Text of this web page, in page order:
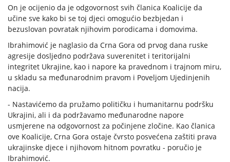
On je ocijenio da je odgovornost svih članica Koalicije da
učine sve kako bi se toj djeci omogućio bezbjedan i
bezuslovan povratak njihovim porodicama i domovima.
Ibrahimović je naglasio da Crna Gora od prvog dana ruske
agresije dosljedno podržava suverenitet i teritorijalni
integritet Ukrajine, kao i napore ka pravednom i trajnom miru,
u skladu sa međunarodnim pravom i Poveljom Ujedinjenih
nacija.
- Nastavićemo da pružamo političku i humanitarnu podršku
Ukrajini, ali i da podržavamo međunarodne napore
usmjerene na odgovornost za počinjene zločine. Kao članica
ove Koalicije, Crna Gora ostaje čvrsto posvećena zaštiti prava
ukrajinske djece i njihovom hitnom povratku - poručio je
Ibrahimović.